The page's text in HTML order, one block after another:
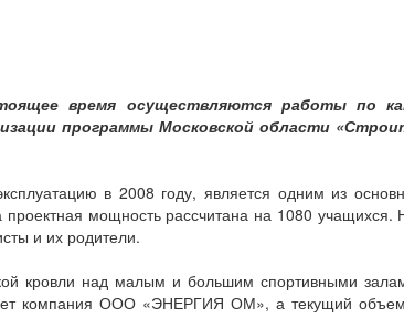
время осуществляются работы по
программы Московской области
в 2008 году, является одним из
мощность рассчитана на 1080
и их родители.
кровли над малым и большим спортивными
компания ООО «ЭНЕРГИЯ ОМ», а текущий